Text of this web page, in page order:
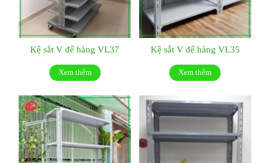
Kệ sắt V để hàng VL37
Xem thêm
Kệ sắt V để hàng VL35
Xem thêm